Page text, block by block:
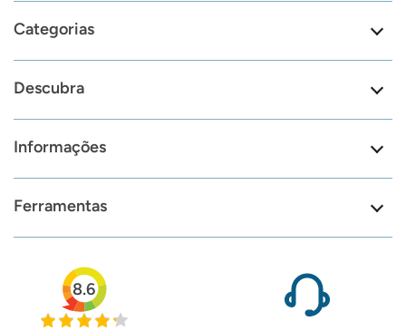
Categorias
Descubra
Informações
Ferramentas
8.6